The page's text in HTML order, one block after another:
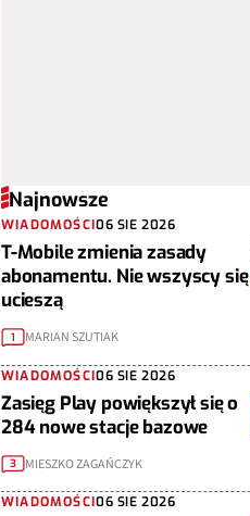
Najnowsze
WIADOMOŚCI06 SIE 2026
T-Mobile zmienia zasady
abonamentu. Nie wszyscy się
ucieszą
1 MARIAN SZUTIAK
WIADOMOŚCI06 SIE 2026
Zasięg Play powiększył się o
284 nowe stacje bazowe
3 MIESZKO ZAGAŃCZYK
WIADOMOŚCI06 SIE 2026